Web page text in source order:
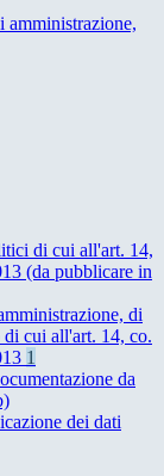
di cui all'art. 14,
(da pubblicare in
di
cui all'art. 14, co.
1
da
dei dati